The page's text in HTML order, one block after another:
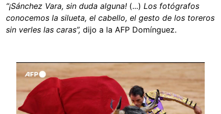
“¡Sánchez Vara, sin duda alguna! (...) Los fotógrafos
conocemos la silueta, el cabello, el gesto de los toreros
sin verles las caras”, dijo a la AFP Domínguez.